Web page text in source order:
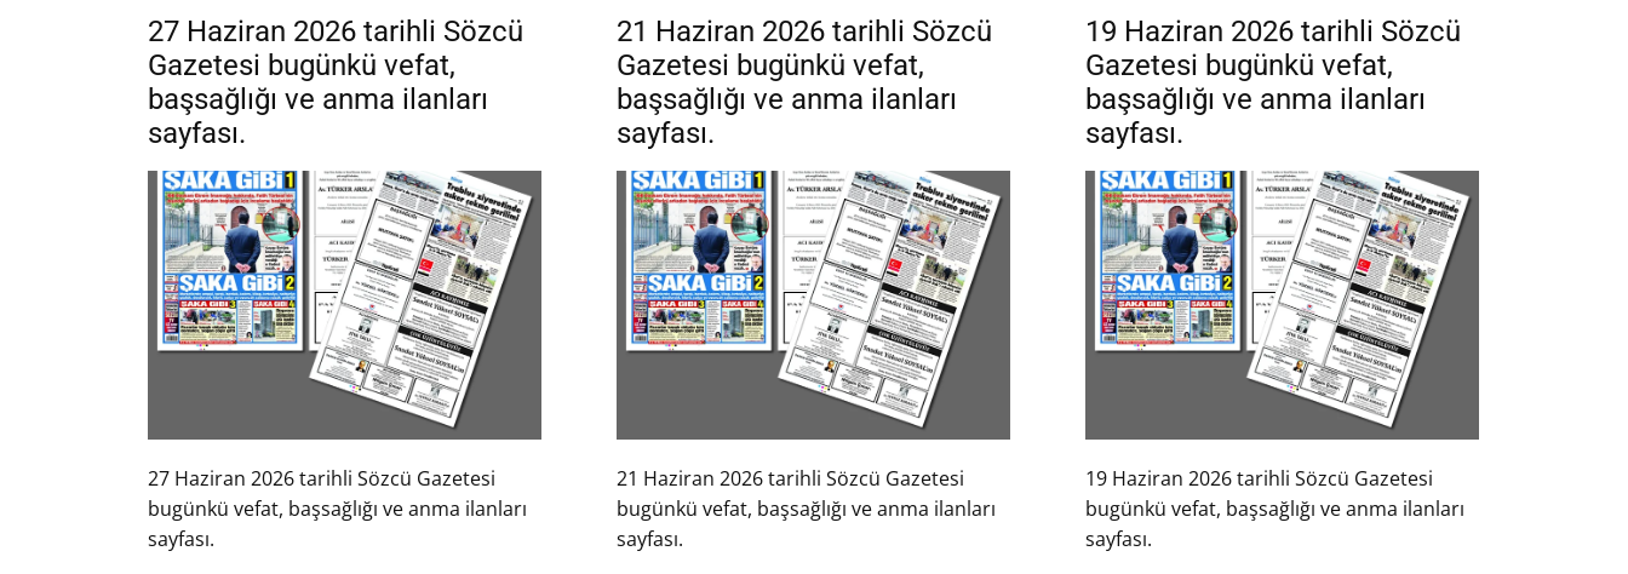
27 Haziran 2026 tarihli Sözcü
Gazetesi bugünkü vefat,
başsağlığı ve anma ilanları
sayfası.
27 Haziran 2026 tarihli Sözcü Gazetesi
bugünkü vefat, başsağlığı ve anma ilanları
sayfası.
21 Haziran 2026 tarihli Sözcü
Gazetesi bugünkü vefat,
başsağlığı ve anma ilanları
sayfası.
21 Haziran 2026 tarihli Sözcü Gazetesi
bugünkü vefat, başsağlığı ve anma ilanları
sayfası.
19 Haziran 2026 tarihli Sözcü
Gazetesi bugünkü vefat,
başsağlığı ve anma ilanları
sayfası.
19 Haziran 2026 tarihli Sözcü Gazetesi
bugünkü vefat, başsağlığı ve anma ilanları
sayfası.